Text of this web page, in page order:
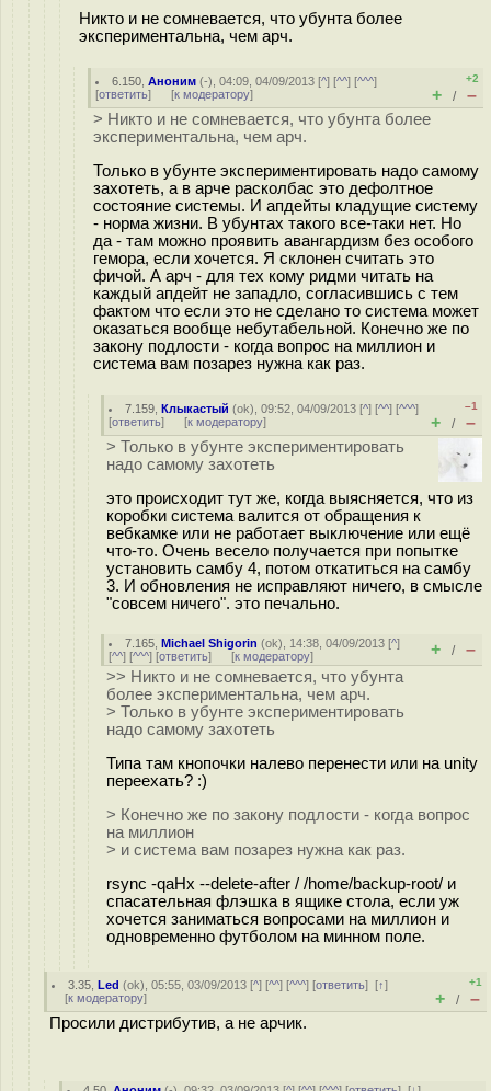
Никто и не сомневается, что убунта более
экспериментальна, чем арч.
6.150 ,Аноним (-), 04:09, 04/09/2013 [^] [^^] [^^^]
[ответить] [к модератору]
+2
+ / –
> Никто и не сомневается, что убунта более
экспериментальна, чем арч.
Только в убунте экспериментировать надо самому
захотеть, а в арче расколбас это дефолтное
состояние системы. И апдейты кладущие систему
- норма жизни. В убунтах такого все-таки нет. Но
да - там можно проявить авангардизм без особого
гемора, если хочется. Я склонен считать это
фичой. А арч - для тех кому ридми читать на
каждый апдейт не западло, согласившись с тем
фактом что если это не сделано то система может
оказаться вообще небутабельной. Конечно же по
закону подлости - когда вопрос на миллион и
система вам позарез нужна как раз.
7.159 ,Клыкастый (ok), 09:52, 04/09/2013 [^] [^^] [^^^]
[ответить] [к модератору]
–1
+ / –
> Только в убунте экспериментировать
надо самому захотеть
это происходит тут же, когда выясняется, что из
коробки система валится от обращения к
вебкамке или не работает выключение или ещё
что-то. Очень весело получается при попытке
установить самбу 4, потом откатиться на самбу
3. И обновления не исправляют ничего, в смысле
"совсем ничего". это печально.
7.165 ,Michael Shigorin (ok), 14:38, 04/09/2013 [^]
[^^] [^^^] [ответить] [к модератору] + / –
>> Никто и не сомневается, что убунта
более экспериментальна, чем арч.
> Только в убунте экспериментировать
надо самому захотеть
Типа там кнопочки налево перенести или на unity
переехать? :)
> Конечно же по закону подлости - когда вопрос
на миллион
> и система вам позарез нужна как раз.
rsync -qaHx --delete-after / /home/backup-root/ и
спасательная флэшка в ящике стола, если уж
хочется заниматься вопросами на миллион и
одновременно футболом на минном поле.
3.35 ,Led (ok), 05:55, 03/09/2013 [^] [^^] [^^^] [ответить][↑]
[к модератору]
+1
+ / –
Просили дистрибутив, а не арчик.